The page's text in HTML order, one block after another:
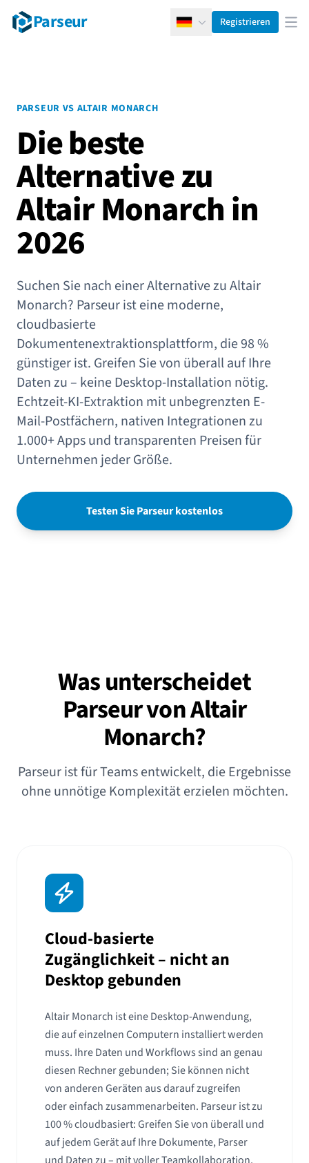
Parseur DeutschRegistrieren
PARSEUR VS ALTAIR MONARCH
Die beste
Alternative zu
Altair Monarch in
2026
Suchen Sie nach einer Alternative zu Altair
Monarch? Parseur ist eine moderne,
cloudbasierte
Dokumentenextraktionsplattform, die 98 %
günstiger ist. Greifen Sie von überall auf Ihre
Daten zu – keine Desktop-Installation nötig.
Echtzeit-KI-Extraktion mit unbegrenzten E-
Mail-Postfächern, nativen Integrationen zu
1.000+ Apps und transparenten Preisen für
Unternehmen jeder Größe.
Testen Sie Parseur kostenlos
Was unterscheidet
Parseur von Altair
Monarch?
Parseur ist für Teams entwickelt, die Ergebnisse
ohne unnötige Komplexität erzielen möchten.
Cloud-basierte
Zugänglichkeit – nicht an
Desktop gebunden
Altair Monarch ist eine Desktop-Anwendung,
die auf einzelnen Computern installiert werden
muss. Ihre Daten und Workflows sind an genau
diesen Rechner gebunden; Sie können nicht
von anderen Geräten aus darauf zugreifen
oder einfach zusammenarbeiten. Parseur ist zu
100 % cloudbasiert: Greifen Sie von überall und
auf jedem Gerät auf Ihre Dokumente, Parser